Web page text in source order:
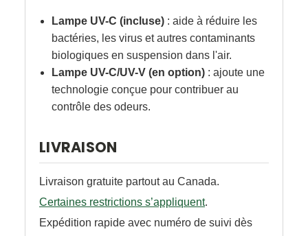
Lampe UV-C (incluse) : aide à réduire les
bactéries, les virus et autres contaminants
biologiques en suspension dans l'air.
Lampe UV-C/UV-V (en option) : ajoute une
technologie conçue pour contribuer au
contrôle des odeurs.
LIVRAISON
Livraison gratuite partout au Canada.
Certaines restrictions s’appliquent.
Expédition rapide avec numéro de suivi dès